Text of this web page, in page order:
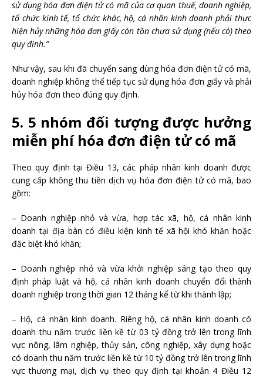
sử dụng hóa đơn điện tử có mã của cơ quan thuế, doanh nghiệp,
tổ chức kinh tế, tổ chức khác, hộ, cá nhân kinh doanh phải thực
hiện hủy những hóa đơn giấy còn tồn chưa sử dụng (nếu có) theo
quy định.”
Như vậy, sau khi đã chuyển sang dùng hóa đơn điện tử có mã,
doanh nghiệp không thể tiếp tục sử dụng hóa đơn giấy và phải
hủy hóa đơn theo đúng quy định.
5. 5 nhóm đối tượng được hưởng
miễn phí hóa đơn điện tử có mã
Theo quy định tại Điều 13, các pháp nhân kinh doanh được
cung cấp không thu tiền dịch vụ hóa đơn điện tử có mã, bao
gồm:
– Doanh nghiệp nhỏ và vừa, hợp tác xã, hộ, cá nhân kinh
doanh tại địa bàn có điều kiện kinh tế xã hội khó khăn hoặc
đặc biệt khó khăn;
– Doanh nghiệp nhỏ và vừa khởi nghiệp sáng tạo theo quy
định pháp luật và hộ, cá nhân kinh doanh chuyển đổi thành
doanh nghiệp trong thời gian 12 tháng kể từ khi thành lập;
– Hộ, cá nhân kinh doanh. Riêng hộ, cá nhân kinh doanh có
doanh thu năm trước liền kề từ 03 tỷ đồng trở lên trong lĩnh
vực nông, lâm nghiệp, thủy sản, công nghiệp, xây dựng hoặc
có doanh thu năm trước liền kề từ 10 tỷ đồng trở lên trong lĩnh
vực thương mại, dịch vụ theo quy định tại khoản 4 Điều 12